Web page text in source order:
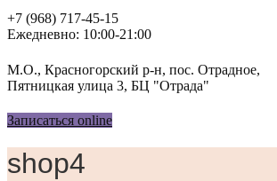
+7 (968) 717-45-15
Ежедневно: 10:00-21:00
М.О., Красногорский р-н, пос. Отрадное,
Пятницкая улица 3, БЦ "Отрада"
Записаться online
shop4